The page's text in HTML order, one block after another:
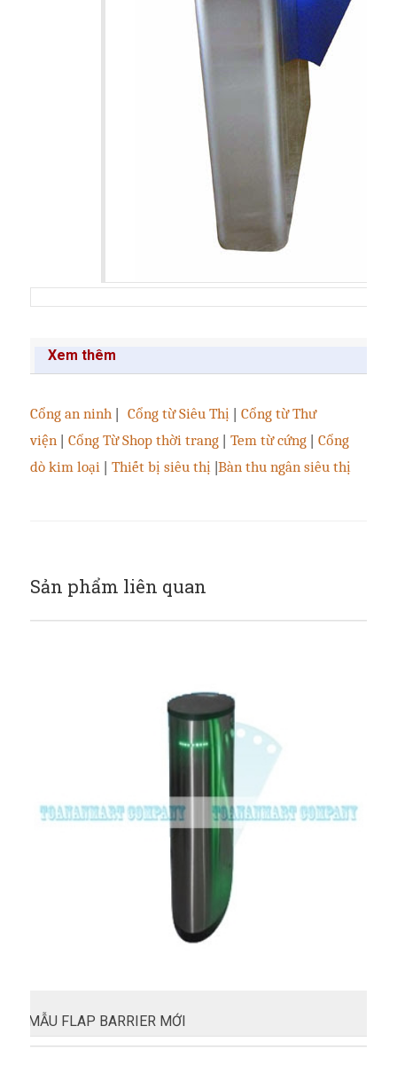
Xem thêm
Cổng an ninh | Cổng từ Siêu Thị | Cổng từ Thư
viện | Cổng Từ Shop thời trang | Tem từ cứng | Cổng
dò kim loại | Thiết bị siêu thị |Bàn thu ngân siêu thị
Sản phẩm liên quan
MẪU FLAP BARRIER MỚI